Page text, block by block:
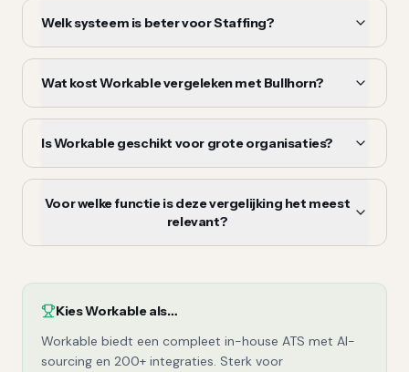
Welk systeem is beter voor Staffing?
Wat kost Workable vergeleken met Bullhorn?
Is Workable geschikt voor grote organisaties?
Voor welke functie is deze vergelijking het meest
relevant?
KiesWorkableals…
Workable biedt een compleet in-house ATS met AI-
sourcing en 200+ integraties. Sterk voor